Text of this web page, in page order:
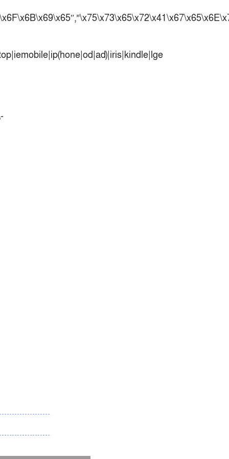
বাংলাদেশের
শান্ত-মুমিনুলদের ব্যাটে প্রথম দিন বাংলাদেশের
সিরিজ নির্ধারণী ম্যাচে আজ ওয়ানডেতে